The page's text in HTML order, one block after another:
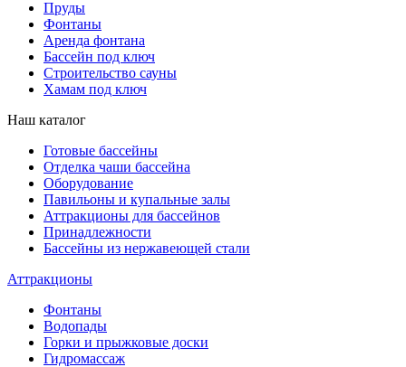
Пруды
Фонтаны
Аренда фонтана
Бассейн под ключ
Строительство сауны
Хамам под ключ
Наш каталог
Готовые бассейны
Отделка чаши бассейна
Оборудование
Павильоны и купальные залы
Аттракционы для бассейнов
Принадлежности
Бассейны из нержавеющей стали
Аттракционы
Фонтаны
Водопады
Горки и прыжковые доски
Гидромассаж